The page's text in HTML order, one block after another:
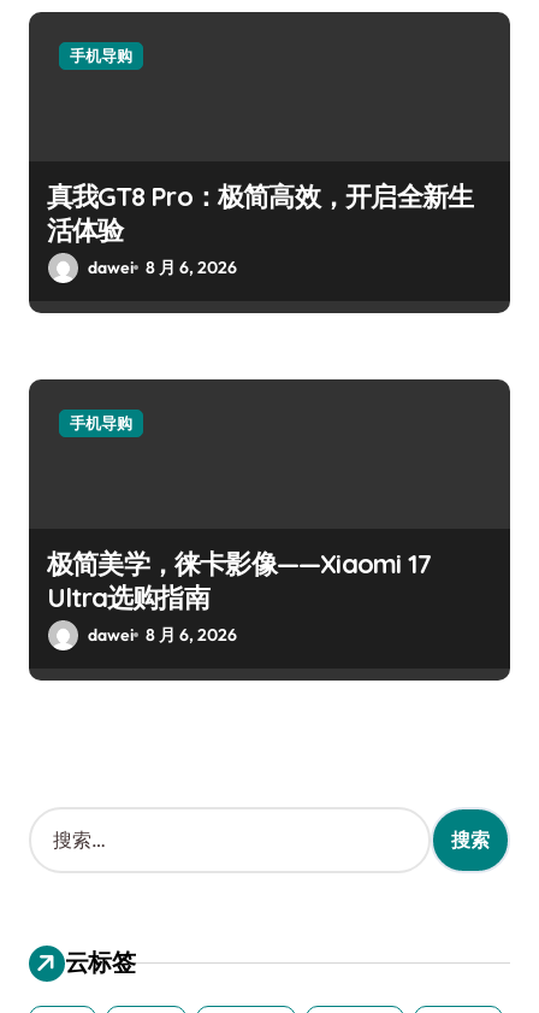
手机导购
真我GT8 Pro：极简高效，开启全新生
活体验
dawei 8 月 6, 2026
手机导购
极简美学，徕卡影像——Xiaomi 17
Ultra选购指南
dawei 8 月 6, 2026
搜
索
：
云标签